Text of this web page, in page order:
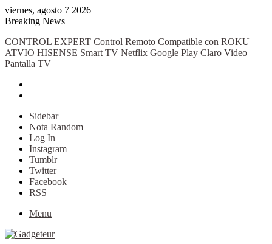
viernes, agosto 7 2026
Breaking News
CONTROL EXPERT Control Remoto Compatible con ROKU
ATVIO HISENSE Smart TV Netflix Google Play Claro Video
Pantalla TV
Sidebar
Nota Random
Log In
Instagram
Tumblr
Twitter
Facebook
RSS
Menu